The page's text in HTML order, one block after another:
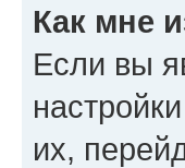
Как мне
Если вы
их,